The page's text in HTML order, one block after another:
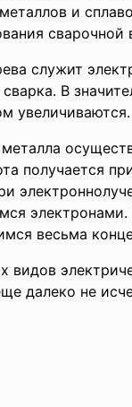
и
сварочной
служит
В
увеличиваются.
получается
весьма
далеко не